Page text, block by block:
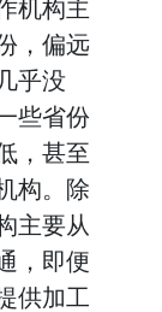
机构主
，偏远
乎没
些省份
，甚至
构。除
主要从
，即便
供加工